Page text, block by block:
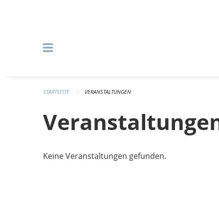
STARTSEITE VERANSTALTUNGEN
Keine Veranstaltungen gefunden.